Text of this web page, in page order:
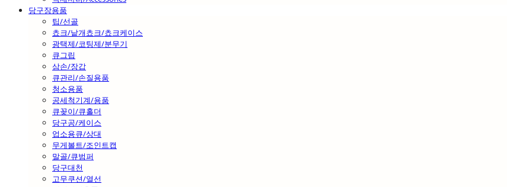
당구장용품
팁/선골
쵸크/낱개쵸크/쵸크케이스
광택제/코팅제/분무기
큐그립
삼손/장갑
큐관리/손질용품
청소용품
공세척기계/용품
큐꽂이/큐홀더
당구공/케이스
업소용큐/상대
무게볼트/조인트캡
말골/큐범퍼
당구대천
고무쿠션/열선